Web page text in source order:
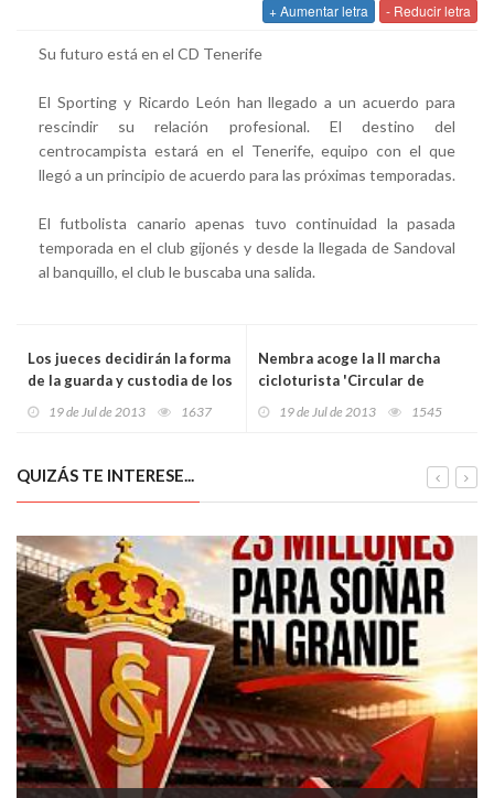
+ Aumentar letra - Reducir letra
Su futuro está en el CD Tenerife
El Sporting y Ricardo León han llegado a un acuerdo para
rescindir su relación profesional. El destino del
centrocampista estará en el Tenerife, equipo con el que
llegó a un principio de acuerdo para las próximas temporadas.
El futbolista canario apenas tuvo continuidad la pasada
temporada en el club gijonés y desde la llegada de Sandoval
al banquillo, el club le buscaba una salida.
Los jueces decidirán la forma
de la guarda y custodia de los
19 de Jul de 2013 1637
Nembra acoge la II marcha
cicloturista 'Circular de
19 de Jul de 2013 1545
QUIZÁS TE INTERESE...